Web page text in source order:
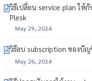
วิธีเปลี่ยน service plan ใ
Plesk
May 29, 2024
วิธีลบ subscription ของบั
May 28, 2024